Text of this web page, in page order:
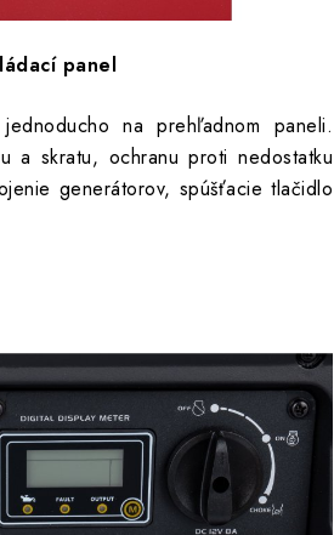
panel
na prehľadnom paneli.
a skratu, ochranu proti nedostatku
generátorov, spúšťacie tlačidlo